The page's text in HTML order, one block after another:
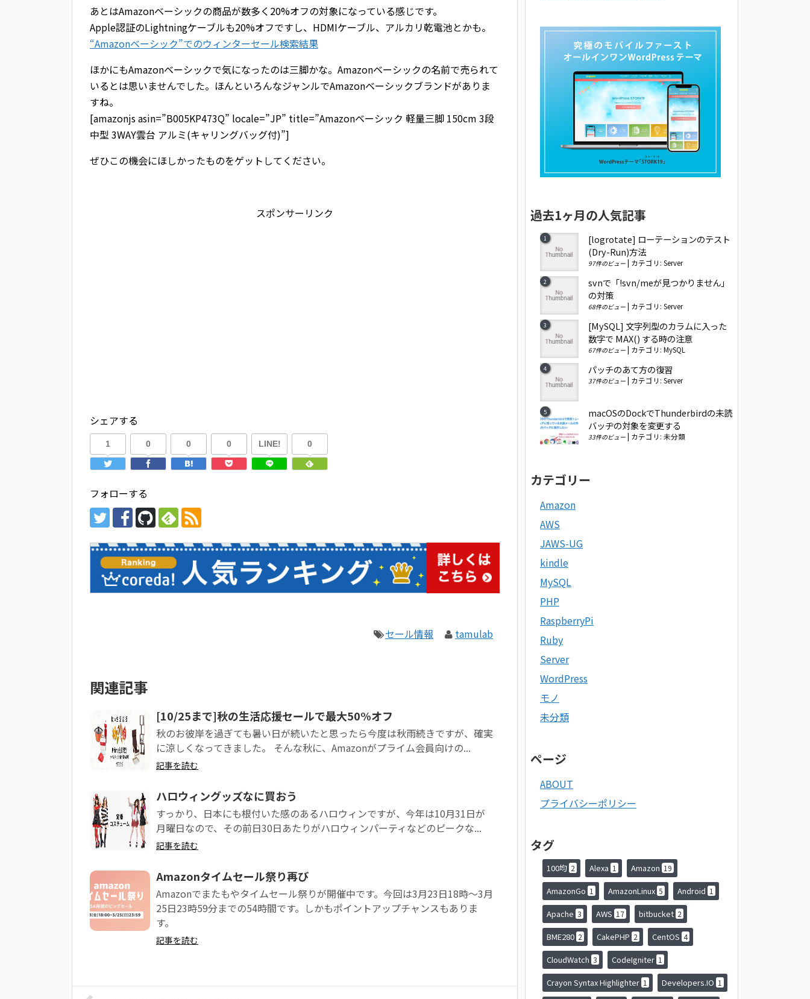
あとはAmazonベーシックの商品が数多く20%オフの対象になっている感じです。
Apple認証のLightningケーブルも20%オフですし、HDMIケーブル、アルカリ乾電池とかも。
“Amazonベーシック”でのウィンターセール検索結果
ほかにもAmazonベーシックで気になったのは三脚かな。Amazonベーシックの名前で売られて
いるとは思いませんでした。ほんといろんなジャンルでAmazonベーシックブランドがありま
すね。
[amazonjs asin=”B005KP473Q” locale=”JP” title=”Amazonベーシック 軽量三脚 150cm 3段
中型 3WAY雲台 アルミ(キャリングバッグ付)”]
ぜひこの機会にほしかったものをゲットしてください。
スポンサーリンク
シェアする
1 0 0 0 LINE! 0
フォローする
セール情報 tamulab
関連記事
[10/25まで]秋の生活応援セールで最大50%オフ
秋のお彼岸を過ぎても暑い日が続いたと思ったら今度は秋雨続きですが、確実
に涼しくなってきました。 そんな秋に、Amazonがプライム会員向けの...
記事を読む
ハロウィングッズなに買おう
すっかり、日本にも根付いた感のあるハロウィンですが、今年は10月31日が
月曜日なので、その前日30日あたりがハロウィンパーティなどのピークな...
記事を読む
Amazonタイムセール祭り再び
Amazonでまたもやタイムセール祭りが開催中です。今回は3月23日18時〜3月
25日23時59分までの54時間です。しかもポイントアップチャンスもありま
す。
記事を読む
過去1ヶ月の人気記事
[logrotate] ローテーションのテスト
(Dry-Run)方法
97件のビュー カテゴリ: Server
svnで「!svn/meが見つかりません」
の対策
68件のビュー カテゴリ: Server
[MySQL] 文字列型のカラムに入った
数字で MAX() する時の注意
67件のビュー カテゴリ: MySQL
パッチのあて方の復習
37件のビュー カテゴリ: Server
macOSのDockでThunderbirdの未読
バッヂの対象を変更する
33件のビュー カテゴリ: 未分類
カテゴリー
Amazon
AWS
JAWS-UG
kindle
MySQL
PHP
RaspberryPi
Ruby
Server
WordPress
モノ
未分類
ページ
ABOUT
プライバシーポリシー
タグ
100均 2 Alexa 1 Amazon 19
AmazonGo 1 AmazonLinux 5 Android 1
Apache 3 AWS 17 bitbucket 2
BME280 2 CakePHP 2 CentOS 4
CloudWatch 3 CodeIgniter 1
Crayon Syntax Highlighter 1 Developers.IO 1